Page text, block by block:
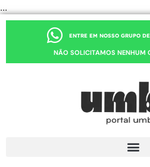
...
ENTRE EM NOSSO GRUPO
NÃO SOLICITAMOS NENHUM